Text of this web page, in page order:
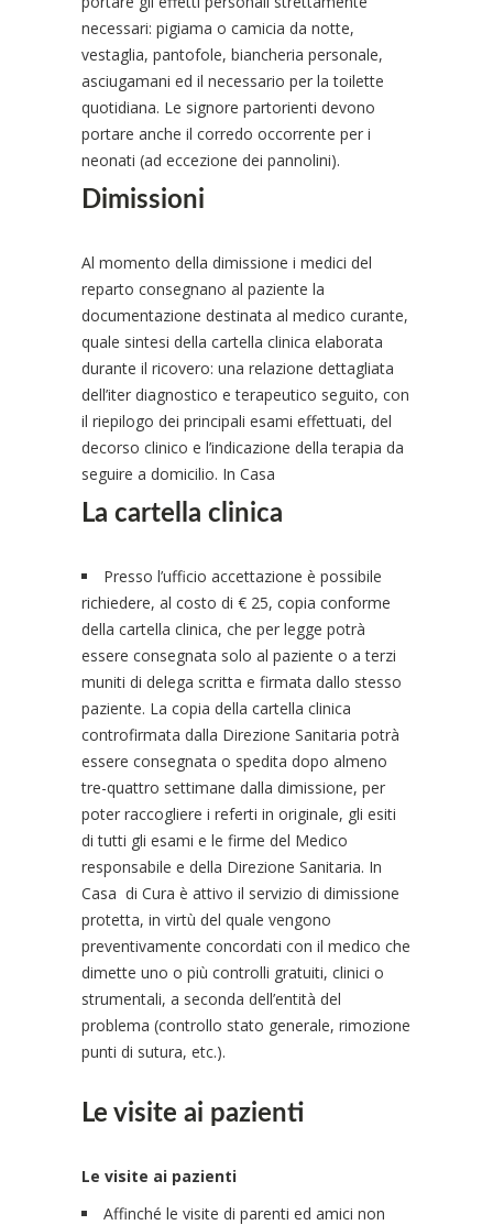
necessari: pigiama o camicia da notte,
vestaglia, pantofole, biancheria personale,
asciugamani ed il necessario per la toilette
quotidiana. Le signore partorienti devono
portare anche il corredo occorrente per i
neonati (ad eccezione dei pannolini).
Dimissioni
Al momento della dimissione i medici del
reparto consegnano al paziente la
documentazione destinata al medico curante,
quale sintesi della cartella clinica elaborata
durante il ricovero: una relazione dettagliata
dell’iter diagnostico e terapeutico seguito, con
il riepilogo dei principali esami effettuati, del
decorso clinico e l’indicazione della terapia da
seguire a domicilio. In Casa
La cartella clinica
Presso l’ufficio accettazione è possibile
richiedere, al costo di € 25, copia conforme
della cartella clinica, che per legge potrà
essere consegnata solo al paziente o a terzi
muniti di delega scritta e firmata dallo stesso
paziente. La copia della cartella clinica
controfirmata dalla Direzione Sanitaria potrà
essere consegnata o spedita dopo almeno
tre-quattro settimane dalla dimissione, per
poter raccogliere i referti in originale, gli esiti
di tutti gli esami e le firme del Medico
responsabile e della Direzione Sanitaria. In
Casa di Cura è attivo il servizio di dimissione
protetta, in virtù del quale vengono
preventivamente concordati con il medico che
dimette uno o più controlli gratuiti, clinici o
strumentali, a seconda dell’entità del
problema (controllo stato generale, rimozione
punti di sutura, etc.).
Le visite ai pazienti
Le visite ai pazienti
Affinché le visite di parenti ed amici non